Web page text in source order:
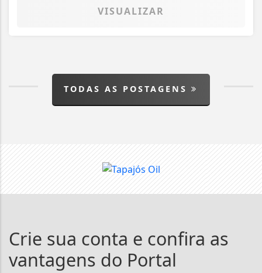
VISUALIZAR
TODAS AS POSTAGENS
Crie sua conta e confira as
vantagens do Portal